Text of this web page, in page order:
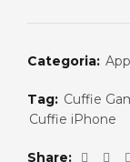
Categoria:
Tag: Cuffie
Cuffie iPhone
Share